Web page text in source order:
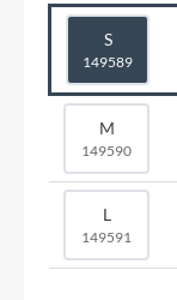
S
149589
M
149590
L
149591